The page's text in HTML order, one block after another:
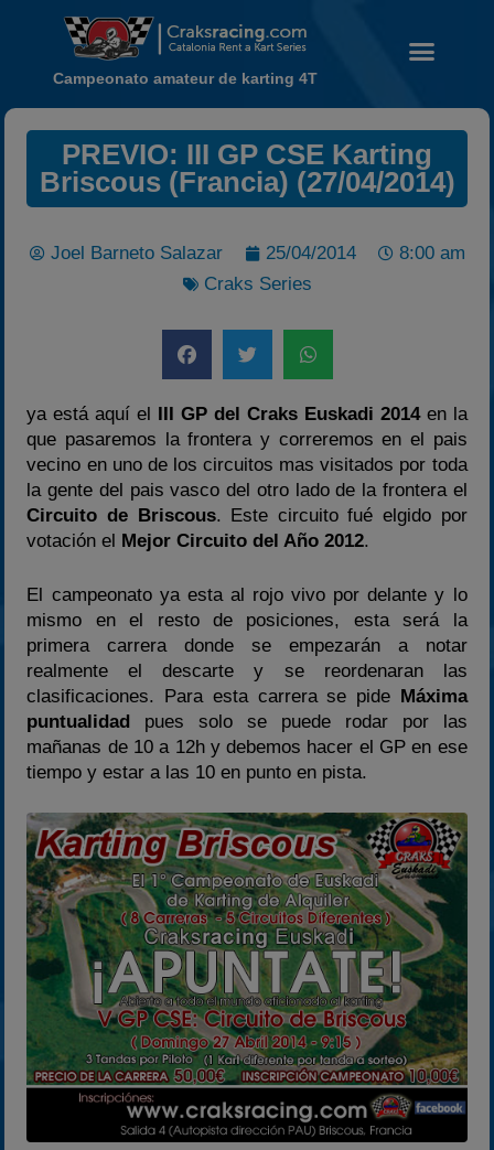
Noticias
Temporada 2026
2020-2021
2022
2023
2024
Estadísticas
Preguntas Frecuentes
Campeonato amateur de karting 4T
PREVIO: III GP CSE Karting
Briscous (Francia) (27/04/2014)
Joel Barneto Salazar 25/04/2014
8:00 am
Craks Series
ya está aquí el III GP del Craks Euskadi 2014en la
que pasaremos la frontera y correremos en el pais
vecino en uno de los circuitos mas visitados por toda
la gente del pais vasco del otro lado de la frontera el
Circuito de Briscous. Este circuito fué elgido por
votación el Mejor Circuito del Año 2012.
El campeonato ya esta al rojo vivo por delante y lo
mismo en el resto de posiciones, esta será la
primera carrera donde se empezarán a notar
realmente el descarte y se reordenaran las
clasificaciones. Para esta carrera se pide Máxima
puntualidad pues solo se puede rodar por las
mañanas de 10 a 12h y debemos hacer el GP en ese
tiempo y estar a las 10 en punto en pista.